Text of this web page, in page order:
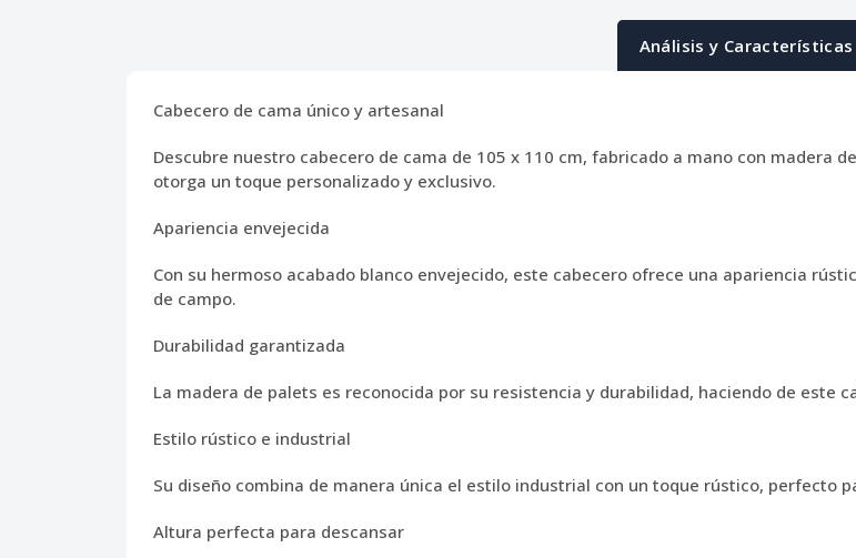
Análisis y Características
Cabecero de cama único y artesanal
Descubre nuestro cabecero de cama de 105 x 110 cm, fabricado a mano con madera
otorga un toque personalizado y exclusivo.
Apariencia envejecida
Con su hermoso acabado blanco envejecido, este cabecero ofrece una apariencia
de campo.
Durabilidad garantizada
La madera de palets es reconocida por su resistencia y durabilidad, haciendo de este
Estilo rústico e industrial
Su diseño combina de manera única el estilo industrial con un toque rústico, perfecto
Altura perfecta para descansar